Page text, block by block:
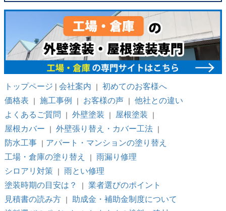
トップページ | 会社案内 ｜ 初めてのお客様へ
価格表 ｜ 施工事例 ｜ お客様の声｜ 他社との違い
よくあるご質問 ｜ 外壁塗装 ｜ 屋根塗装 ｜
屋根カバー ｜ 外壁張り替え・カバー工法｜
防水工事｜ アパート・マンションの塗り替え
工場・倉庫の塗り替え
｜ 雨漏り修理
シロアリ対策｜ 雨とい修理
塗装時期の目安は？
｜ 業者選びのポイント
見積書の読み方｜ 助成金・補助金制度について